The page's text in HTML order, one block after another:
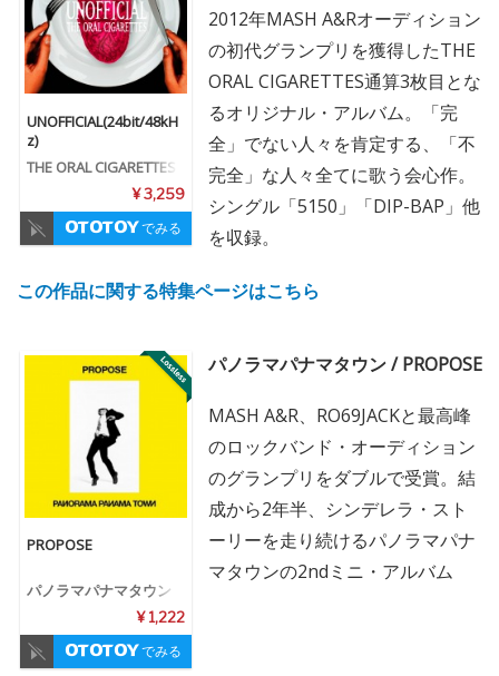
UNOFFICIAL(24bit/48kH
z)
THE ORAL CIGARETTES
¥ 3,259
でみる
2012年MASH A&Rオーディション
の初代グランプリを獲得したTHE
ORAL CIGARETTES通算3枚目とな
るオリジナル・アルバム。「完
全」でない人々を肯定する、「不
完全」な人々全てに歌う会心作。
シングル「5150」「DIP-BAP」他
を収録。
この作品に関する特集ページはこちら
PROPOSE
パノラマパナマタウン
¥ 1,222
でみる
パノラマパナマタウン / PROPOSE
MASH A&R、RO69JACKと最高峰
のロックバンド・オーディション
のグランプリをダブルで受賞。結
成から2年半、シンデレラ・スト
ーリーを走り続けるパノラマパナ
マタウンの2ndミニ・アルバム